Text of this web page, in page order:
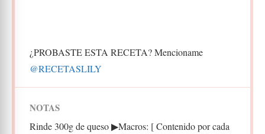
¿PROBASTE ESTA RECETA? Mencioname
@RECETASLILY
NOTAS
Rinde 300g de queso ▶︎Macros: [ Contenido por cada